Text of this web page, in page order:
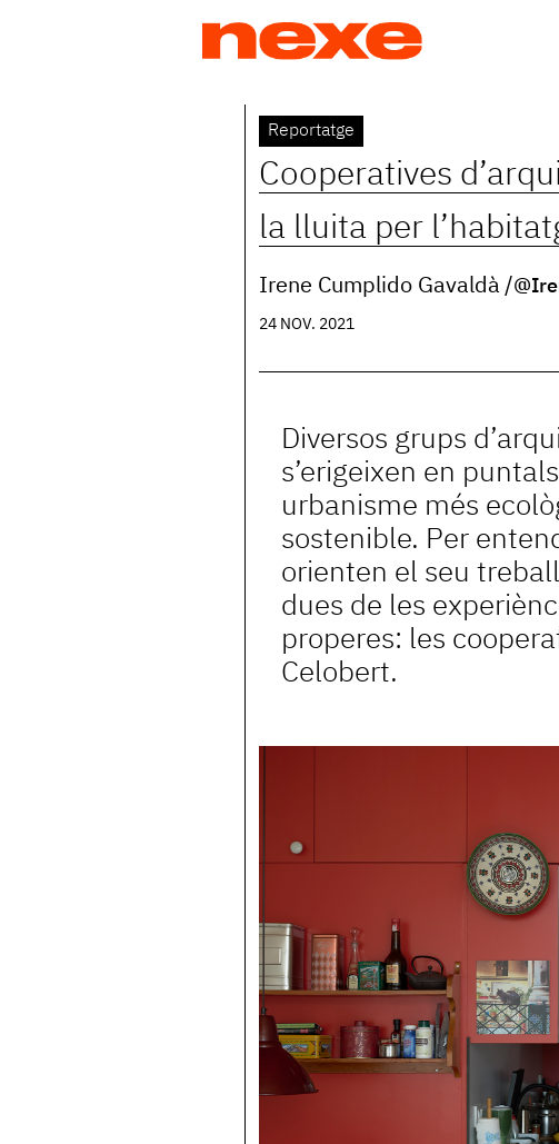
Back
to
top
Reportatge
Cooperatives
la lluita per
Irene Cumplido Gavaldà
24 NOV. 2021
Diversos grups
s’erigeixen en
urbanisme més
sostenible. Per
orienten el seu
dues de les
properes: les
Celobert.